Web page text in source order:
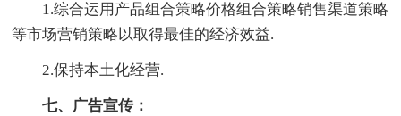
1.综合运用产品组合策略价格组合策略销售渠道策略
等市场营销策略以取得最佳的经济效益.
2.保持本土化经营.
七、广告宣传：